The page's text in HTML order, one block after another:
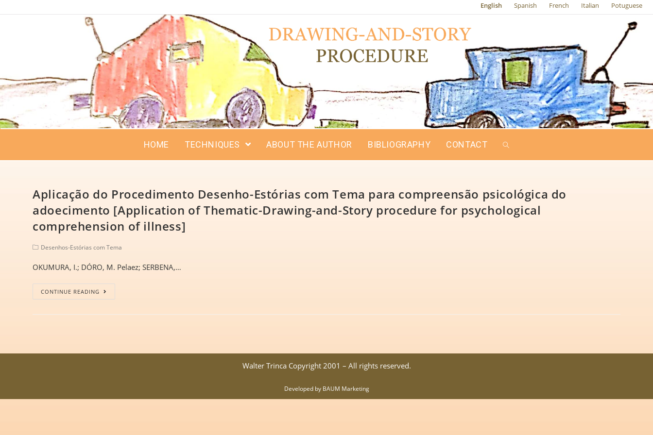
English Spanish French Italian Potuguese
HOME TECHNIQUES ABOUT THE AUTHOR BIBLIOGRAPHY CONTACT
Aplicação do Procedimento Desenho-Estórias com Tema para compreensão psicológica do
adoecimento [Application of Thematic-Drawing-and-Story procedure for psychological
comprehension of illness]
Desenhos-Estórias com Tema
OKUMURA, I.; DÓRO, M. Pelaez; SERBENA,…
CONTINUE READING
Walter Trinca Copyright 2001 – All rights reserved.
Developed by BAUM Marketing